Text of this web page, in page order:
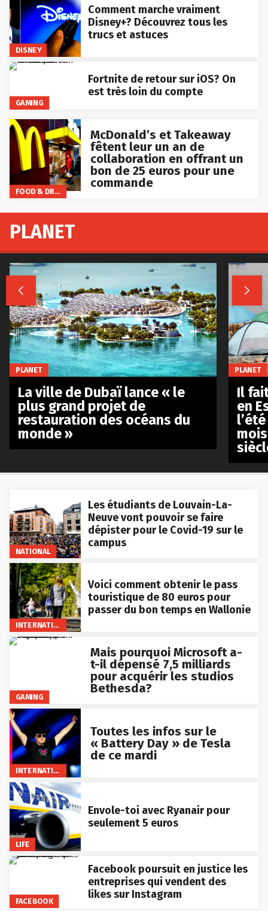
DISNEY
Comment marche vraiment
Disney+? Découvrez tous les
trucs et astuces
GAMING
Fortnite de retour sur iOS? On
est très loin du compte
FOOD & DRINKS
McDonald’s et Takeaway
fêtent leur un an de
collaboration en offrant un
bon de 25 euros pour une
commande
NATIONAL
Les étudiants de Louvain-La-
Neuve vont pouvoir se faire
dépister pour le Covid-19 sur le
campus
INTERNATIONAL
Voici comment obtenir le pass
touristique de 80 euros pour
passer du bon temps en Wallonie
GAMING
Mais pourquoi Microsoft a-
t-il dépensé 7,5 milliards
pour acquérir les studios
Bethesda?
INTERNATIONAL
Toutes les infos sur le
« Battery Day » de Tesla
de ce mardi
LIFE
Envole-toi avec Ryanair pour
seulement 5 euros
FACEBOOK
Facebook poursuit en justice les
entreprises qui vendent des
likes sur Instagram
PLANET
 
PLANET
La ville de Dubaï lance « le
plus grand projet de
restauration des océans du
monde »
PLANET
Il
en